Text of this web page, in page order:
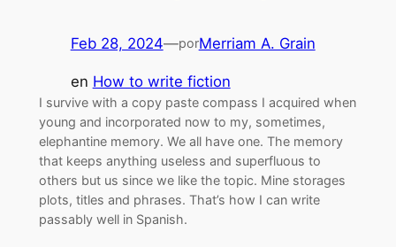
Feb 28, 2024—porMerriam A. Grain
en How to write fiction
I survive with a copy paste compass I acquired when
young and incorporated now to my, sometimes,
elephantine memory. We all have one. The memory
that keeps anything useless and superfluous to
others but us since we like the topic. Mine storages
plots, titles and phrases. That’s how I can write
passably well in Spanish.